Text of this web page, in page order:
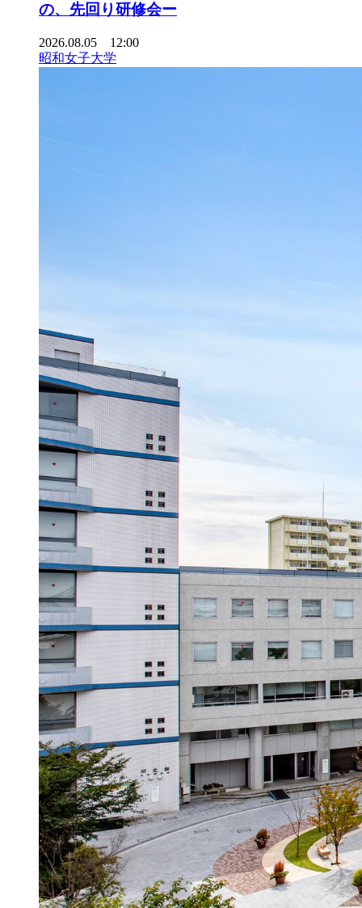
の、先回り研修会ー
2026.08.05 12:00
昭和女子大学